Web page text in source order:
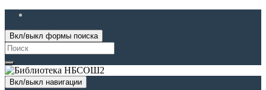
Вкл/выкл формы поиска
Search
for:
Вкл/выкл навигации